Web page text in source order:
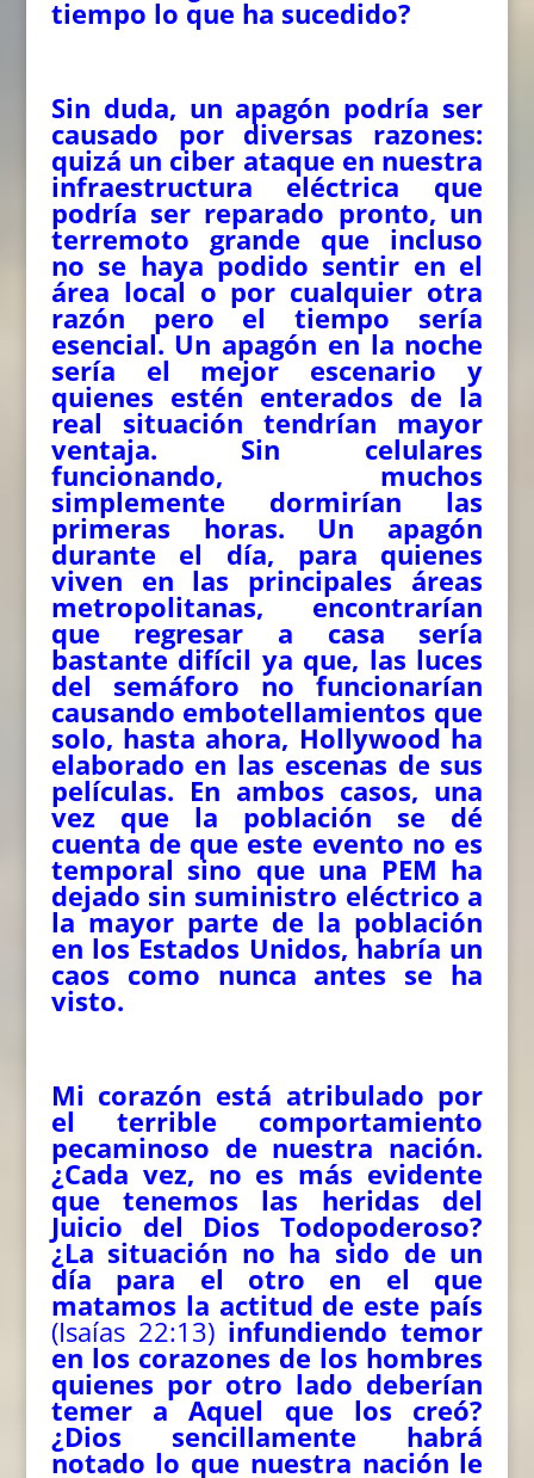
tiempo lo que ha sucedido?
Sin duda, un apagón podría ser
causado por diversas razones:
quizá un ciber ataque en nuestra
infraestructura eléctrica que
podría ser reparado pronto, un
terremoto grande que incluso
no se haya podido sentir en el
área local o por cualquier otra
razón pero el tiempo sería
esencial. Un apagón en la noche
sería el mejor escenario y
quienes estén enterados de la
real situación tendrían mayor
ventaja. Sin celulares
funcionando, muchos
simplemente dormirían las
primeras horas. Un apagón
durante el día, para quienes
viven en las principales áreas
metropolitanas, encontrarían
que regresar a casa sería
bastante difícil ya que, las luces
del semáforo no funcionarían
causando embotellamientos que
solo, hasta ahora, Hollywood ha
elaborado en las escenas de sus
películas. En ambos casos, una
vez que la población se dé
cuenta de que este evento no es
temporal sino que una PEM ha
dejado sin suministro eléctrico a
la mayor parte de la población
en los Estados Unidos, habría un
caos como nunca antes se ha
visto.
Mi corazón está atribulado por
el terrible comportamiento
pecaminoso de nuestra nación.
¿Cada vez, no es más evidente
que tenemos las heridas del
Juicio del Dios Todopoderoso?
¿La situación no ha sido de un
día para el otro en el que
matamos la actitud de este país
(Isaías 22:13)infundiendo temor
en los corazones de los hombres
quienes por otro lado deberían
temer a Aquel que los creó?
¿Dios sencillamente habrá
notado lo que nuestra nación le